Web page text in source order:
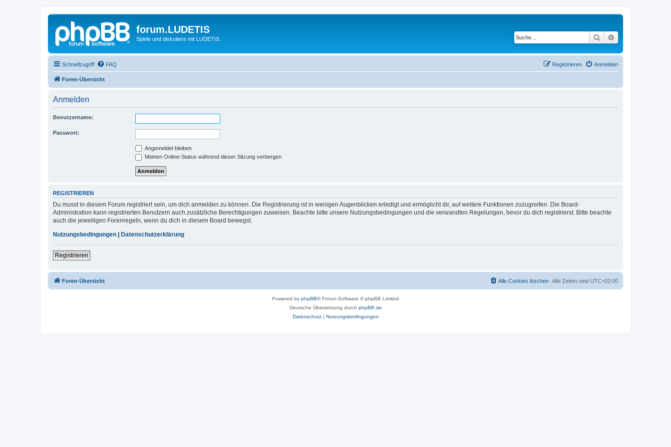
forum.LUDETIS
Spiele und diskutiere mit LUDETIS. Suche
Schnellzugriff FAQ Anmelden
Registrieren
Foren-Übersicht
Anmelden
Benutzername:
Passwort:
Angemeldet bleiben
Meinen Online-Status während dieser Sitzung verbergen
REGISTRIEREN
Du musst in diesem Forum registriert sein, um dich anmelden zu können. Die Registrierung ist in wenigen Augenblicken erledigt und ermöglicht dir, auf weitere Funktionen zuzugreifen. Die Board-
Administration kann registrierten Benutzern auch zusätzliche Berechtigungen zuweisen. Beachte bitte unsere Nutzungsbedingungen und die verwandten Regelungen, bevor du dich registrierst. Bitte beachte
auch die jeweiligen Forenregeln, wenn du dich in diesem Board bewegst.
Nutzungsbedingungen
Datenschutzerklärung
Registrieren
Foren-Übersicht Alle Zeiten sind UTC+02:00
Alle Cookies löschen
Powered by phpBB® Forum Software © phpBB Limited
Deutsche Übersetzung durch phpBB.de
Datenschutz| Nutzungsbedingungen